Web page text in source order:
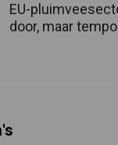
EU-
door, maar